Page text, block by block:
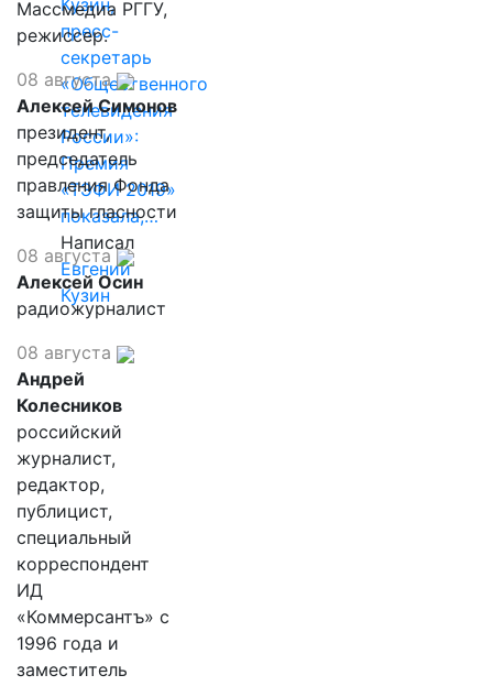
Кузин,
пресс-
секретарь
«Общественного
телевидения
России»:
Премия
«ТЭФИ 2019»
показала,…
Написал
Евгений
Кузин
Массмедиа РГГУ,
режиссер.
08 августа
Алексей Симонов
президент,
председатель
правления Фонда
защиты гласности
08 августа
Алексей Осин
радиожурналист
08 августа
Андрей
Колесников
российский
журналист,
редактор,
публицист,
специальный
корреспондент
ИД
«Коммерсантъ» с
1996 года и
заместитель